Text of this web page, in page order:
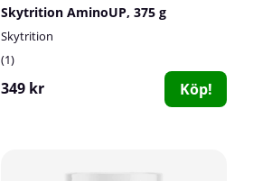
Skytrition AminoUP, 375 g
Skytrition
1
349 kr Köp!